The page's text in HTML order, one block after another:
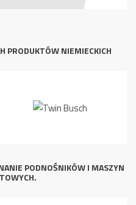
PRODUKTÓW NIEMIECKICH
PODNOŚNIKÓW I MASZYN